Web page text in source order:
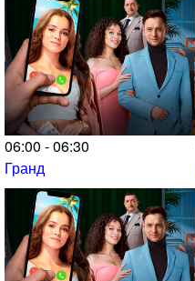
06:00 - 06:30
Гранд